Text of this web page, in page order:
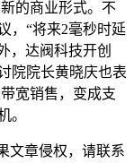
的商业形式。不
，“将来2毫秒时延
，达阀科技开创
院院长黄晓庆也表
宽销售，变成支
。
文章侵权，请联系